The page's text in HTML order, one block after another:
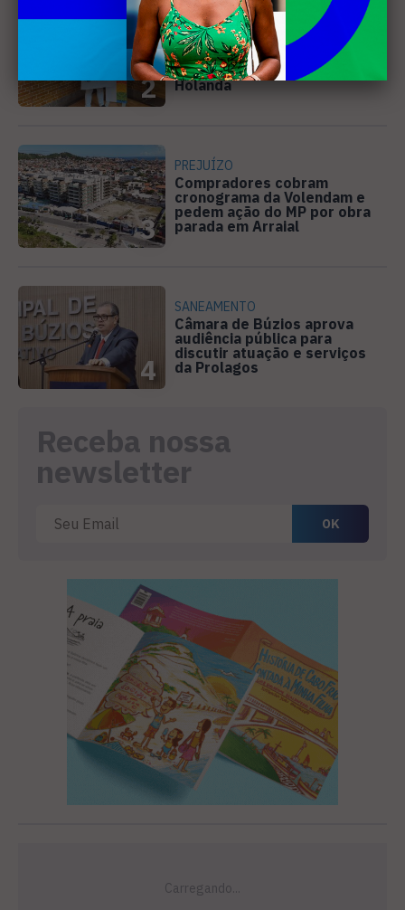
2
DIREITOS HUMANOS
Ativista de Cabo Frio
representa o Brasil em
conferência internacional na
Holanda
3
PREJUÍZO
Compradores cobram
cronograma da Volendam e
pedem ação do MP por obra
parada em Arraial
4
SANEAMENTO
Câmara de Búzios aprova
audiência pública para
discutir atuação e serviços
da Prolagos
Receba nossa
newsletter